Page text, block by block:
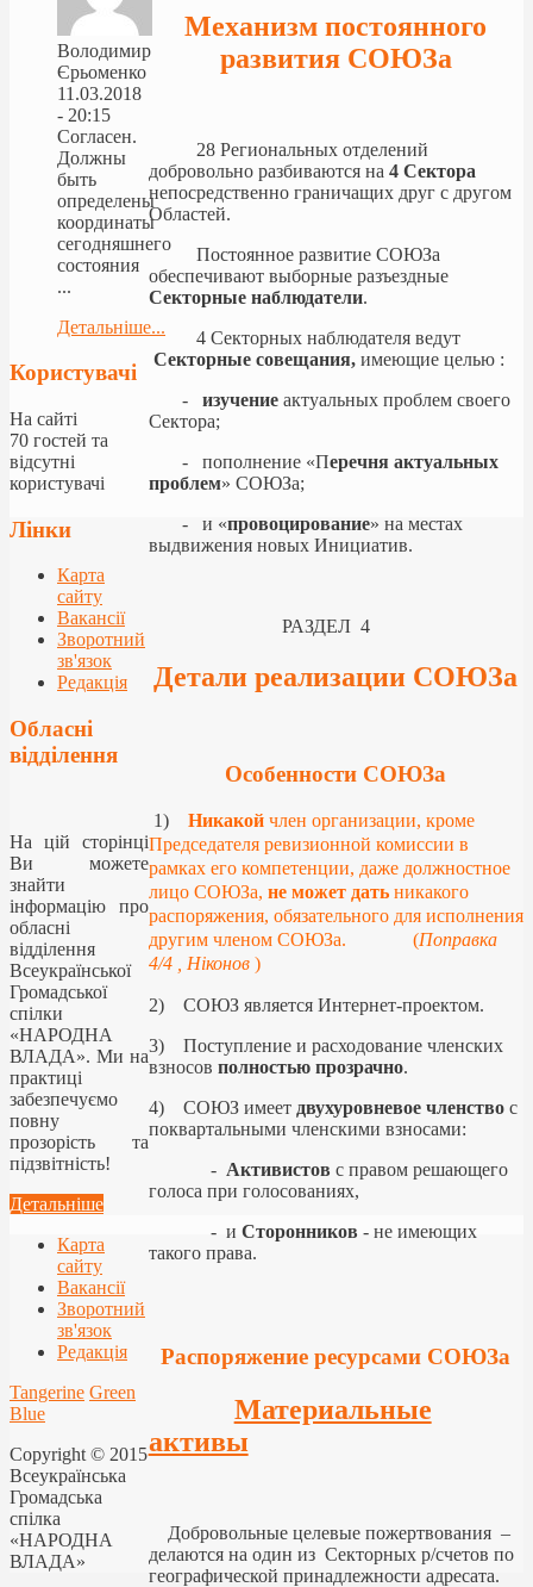
Механизм постоянного
развития СОЮЗа
28 Региональных отделений
добровольно разбиваются на 4 Сектора
непосредственно граничащих друг с другом
Областей.
Постоянное развитие СОЮЗа
обеспечивают выборные разъездные
Секторные наблюдатели.
4 Секторных наблюдателя ведут
Секторные совещания,имеющие целью :
- изучениеактуальных проблем своего
Сектора;
- пополнение «Перечня актуальных
проблем» СОЮЗа;
- и «провоцирование» на местах
выдвижения новых Инициатив.
РАЗДЕЛ 4
Детали реализации СОЮЗа
Особенности СОЮЗа
1) Никакойчлен организации, кроме
Председателя ревизионной комиссии в
рамках его компетенции, даже должностное
лицо СОЮЗа, не может датьникакого
распоряжения, обязательного для исполнения
другим членом СОЮЗа. (Поправка
4/4 , Ніконов )
2) СОЮЗ является Интернет-проектом.
3) Поступление и расходование членских
взносов полностью прозрачно.
4) СОЮЗ имеет двухуровневое членствос
поквартальными членскими взносами:
- Активистов с правом решающего
голоса при голосованиях,
- и Сторонников- не имеющих
такого права.
Распоряжение ресурсами СОЮЗа
Материальные
активы
Добровольные целевые пожертвования –
делаются на один из Секторных р/счетов по
географической принадлежности адресата.
Володимир
Єрьоменко
11.03.2018
- 20:15
Согласен.
Должны
быть
определены
координаты
сегодняшнего
состояния
...
Детальніше...
Користувачі
На сайті
70 гостей та
відсутні
користувачі
Лінки
Карта
сайту
Вакансії
Зворотний
зв'язок
Редакція
Обласні
відділення
На цій сторінці
Ви можете
знайти
інформацію про
обласні
відділення
Всеукраїнської
Громадської
спілки
«НАРОДНА
ВЛАДА». Ми на
практиці
забезпечуємо
повну
прозорість та
підзвітність!
Детальніше
Карта
сайту
Вакансії
Зворотний
зв'язок
Редакція
Tangerine Green
Blue
Copyright © 2015
Всеукраїнська
Громадська
спілка
«НАРОДНА
ВЛАДА»